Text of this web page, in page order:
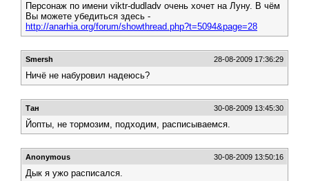
Персонаж по имени viktr-dudladv очень хочет на Луну. В чём
Вы можете убедиться здесь -
http://anarhia.org/forum/showthread.php?t=5094&page=28
Smersh 28-08-2009 17:36:29
Ничё не набуровил надеюсь?
Тан 30-08-2009 13:45:30
Йопты, не тормозим, подходим, расписываемся.
Anonymous 30-08-2009 13:50:16
Дык я ужо расписался.